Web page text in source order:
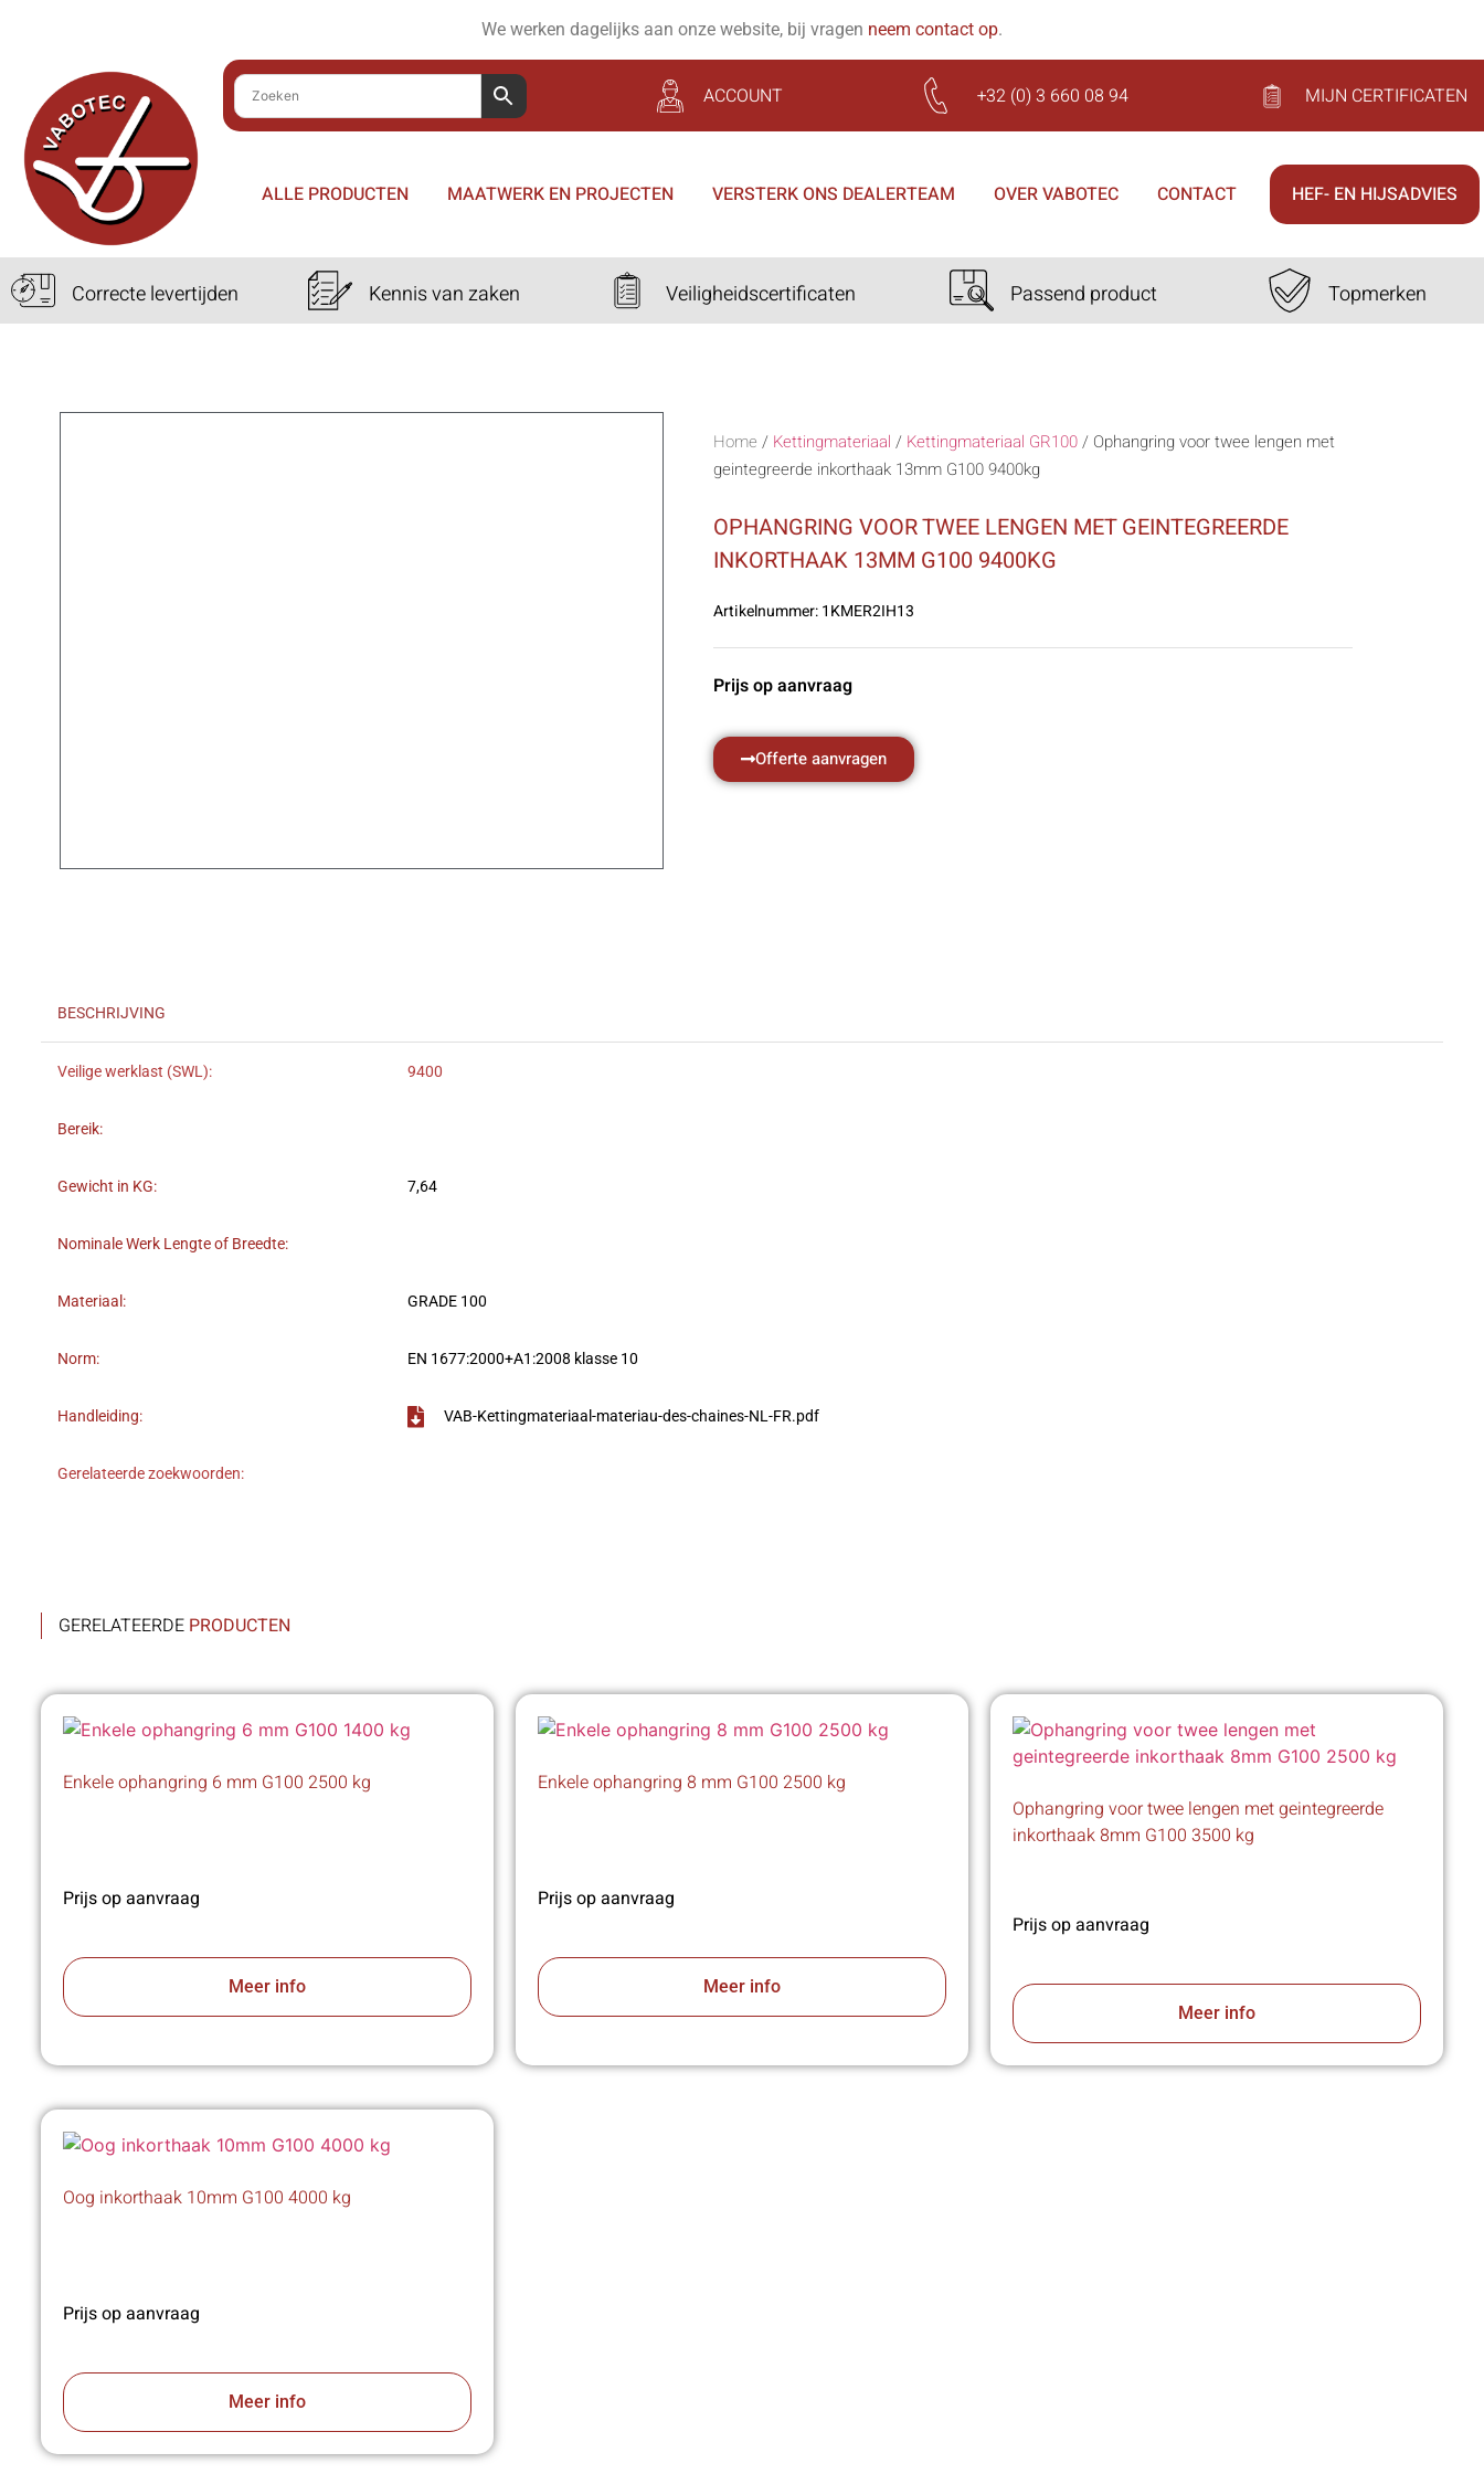
We werken dagelijks aan onze website, bij vragen neem contact op.
ACCOUNT +32 (0) 3 660 08 94 MIJN CERTIFICATEN
ALLE PRODUCTEN MAATWERK EN PROJECTEN VERSTERK ONS DEALERTEAM OVER VABOTEC CONTACT HEF- EN HIJSADVIES
Correcte levertijden Kennis van zaken Veiligheidscertificaten Passend product Topmerken
Home / Kettingmateriaal / Kettingmateriaal GR100/ Ophangring voor twee lengen met
geintegreerde inkorthaak 13mm G100 9400kg
OPHANGRING VOOR TWEE LENGEN MET GEINTEGREERDE
INKORTHAAK 13MM G100 9400KG
Artikelnummer:1KMER2IH13
Prijs op aanvraag
Offerte aanvragen
BESCHRIJVING
Veilige werklast (SWL): 9400
Bereik:
Gewicht in KG: 7,64
Nominale Werk Lengte of Breedte:
Materiaal: GRADE 100
Norm: EN 1677:2000+A1:2008 klasse 10
Handleiding: VAB-Kettingmateriaal-materiau-des-chaines-NL-FR.pdf
Gerelateerde zoekwoorden:
GERELATEERDE PRODUCTEN
Enkele ophangring 6 mm G100 2500 kg
Prijs op aanvraag
Meer info
Enkele ophangring 8 mm G100 2500 kg
Prijs op aanvraag
Meer info
Ophangring voor twee lengen met geintegreerde
inkorthaak 8mm G100 3500 kg
Prijs op aanvraag
Meer info
Oog inkorthaak 10mm G100 4000 kg
Prijs op aanvraag
Meer info